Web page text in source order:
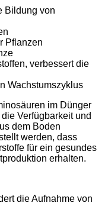
Bildung von
Pflanzen
verbessert die
Wachstumszyklus
im Dünger
Verfügbarkeit und
dem Boden
werden, dass
für ein gesundes
erhalten.
die Aufnahme von